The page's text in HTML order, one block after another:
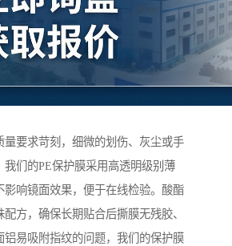
量要求苛刻，细微的划伤、灰尘或手
我们的PE保护膜采用高透明级别薄
影响镜面效果，便于在线检验。酸酯
方，确保长期贴合后撕膜无残胶、
铝易吸附指纹的问题，我们的保护膜